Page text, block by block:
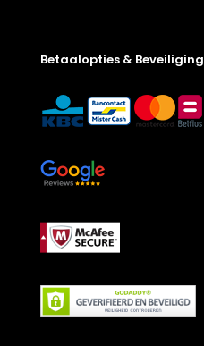
Betaalopties & Beveiliging